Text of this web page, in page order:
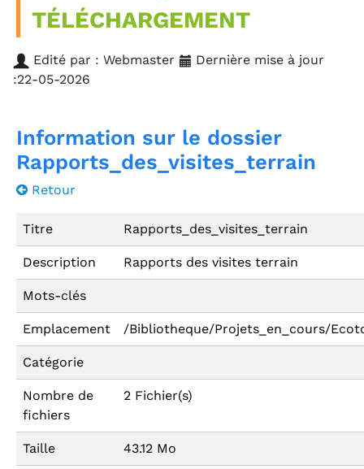
TÉLÉCHARGEMENT
Edité par : Webmaster
Dernière mise à jour
:22-05-2026
Information sur le dossier
Rapports_des_visites_terrain
Retour
Titre Rapports_des_visites_terrain
Description Rapports des visites terrain
Mots-clés
Emplacement /Bibliotheque/Projets_en_cours/
Catégorie
Nombre de
fichiers
2 Fichier(s)
Taille 43.12 Mo